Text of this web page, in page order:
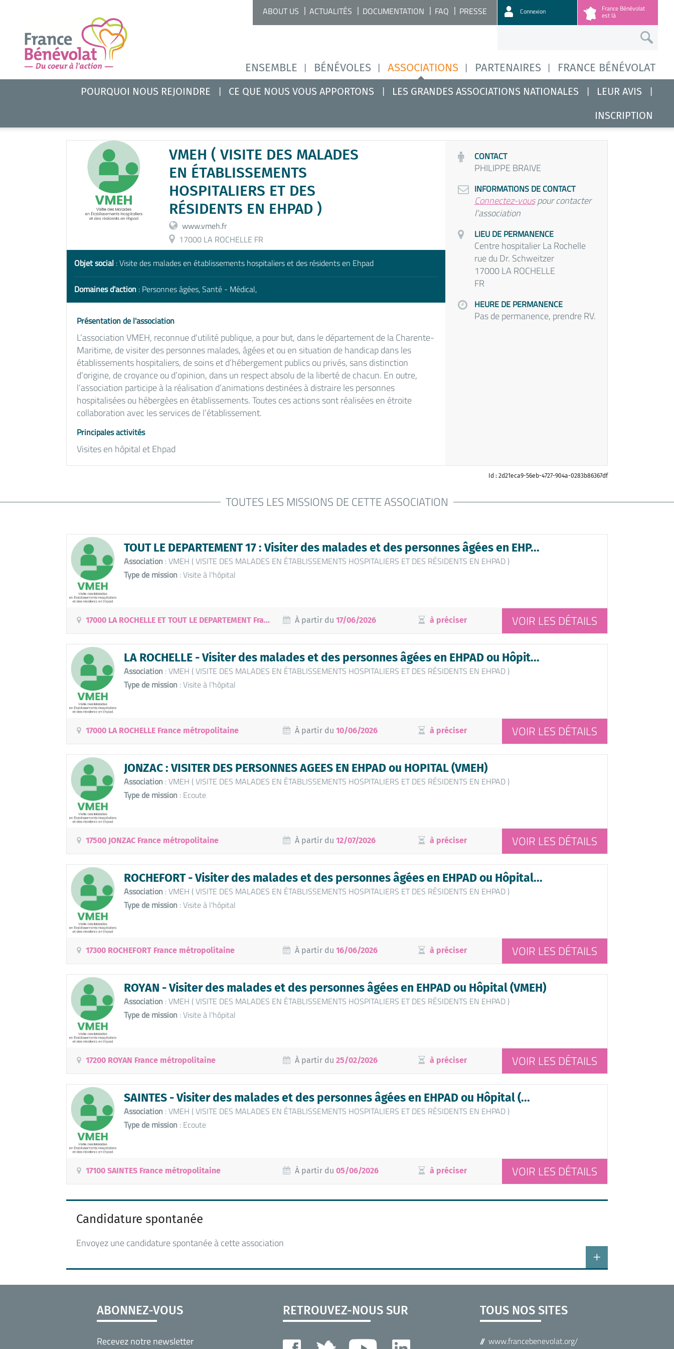
ENSEMBLE BÉNÉVOLES ASSOCIATIONS PARTENAIRES FRANCE BÉNÉVOLAT
ABOUT US ACTUALITÉS DOCUMENTATION FAQ PRESSE Connexion France Bénévolat
est là
POURQUOI NOUS REJOINDRE CE QUE NOUS VOUS APPORTONS LES GRANDES ASSOCIATIONS NATIONALES
LEUR AVIS
INSCRIPTION
VMEH ( VISITE DES MALADES
EN ÉTABLISSEMENTS
HOSPITALIERS ET DES
RÉSIDENTS EN EHPAD )
www.vmeh.fr
17000 LA ROCHELLE FR
Objet social : Visite des malades en établissements hospitaliers et des résidents en Ehpad
Domaines d'action : Personnes âgées, Santé - Médical,
Présentation de l'association
L’association VMEH, reconnue d'utilité publique, a pour but, dans le département de la Charente-
Maritime, de visiter des personnes malades, âgées et ou en situation de handicap dans les
établissements hospitaliers, de soins et d’hébergement publics ou privés, sans distinction
d’origine, de croyance ou d’opinion, dans un respect absolu de la liberté de chacun. En outre,
l’association participe à la réalisation d’animations destinées à distraire les personnes
hospitalisées ou hébergées en établissements. Toutes ces actions sont réalisées en étroite
collaboration avec les services de l’établissement.
Principales activités
Visites en hôpital et Ehpad
CONTACT
PHILIPPE BRAIVE
INFORMATIONS DE CONTACT
Connectez-vouspour contacter
l'association
LIEU DE PERMANENCE
Centre hospitalier La Rochelle
rue du Dr. Schweitzer
17000 LA ROCHELLE
FR
HEURE DE PERMANENCE
Pas de permanence, prendre RV.
Id : 2d21eca9-56eb-4727-904a-0283b86367df
TOUTES LES MISSIONS DE CETTE ASSOCIATION
TOUT LE DEPARTEMENT 17 : Visiter des malades et des personnes âgées en EHP...
Association : VMEH ( VISITE DES MALADES EN ÉTABLISSEMENTS HOSPITALIERS ET DES RÉSIDENTS EN EHPAD )
Type de mission : Visite à l'hôpital
17000 LA ROCHELLE ET TOUT LE DEPARTEMENT Fra... À partir du17/06/2026 à préciser VOIR LES DÉTAILS
LA ROCHELLE - Visiter des malades et des personnes âgées en EHPAD ou Hôpit...
Association : VMEH ( VISITE DES MALADES EN ÉTABLISSEMENTS HOSPITALIERS ET DES RÉSIDENTS EN EHPAD )
Type de mission : Visite à l'hôpital
17000 LA ROCHELLE France métropolitaine À partir du10/06/2026 à préciser VOIR LES DÉTAILS
JONZAC : VISITER DES PERSONNES AGEES EN EHPAD ou HOPITAL (VMEH)
Association : VMEH ( VISITE DES MALADES EN ÉTABLISSEMENTS HOSPITALIERS ET DES RÉSIDENTS EN EHPAD )
Type de mission : Ecoute
17500 JONZAC France métropolitaine À partir du12/07/2026 à préciser VOIR LES DÉTAILS
ROCHEFORT - Visiter des malades et des personnes âgées en EHPAD ou Hôpital...
Association : VMEH ( VISITE DES MALADES EN ÉTABLISSEMENTS HOSPITALIERS ET DES RÉSIDENTS EN EHPAD )
Type de mission : Visite à l'hôpital
17300 ROCHEFORT France métropolitaine À partir du16/06/2026 à préciser VOIR LES DÉTAILS
ROYAN - Visiter des malades et des personnes âgées en EHPAD ou Hôpital (VMEH)
Association : VMEH ( VISITE DES MALADES EN ÉTABLISSEMENTS HOSPITALIERS ET DES RÉSIDENTS EN EHPAD )
Type de mission : Visite à l'hôpital
17200 ROYAN France métropolitaine À partir du25/02/2026 à préciser VOIR LES DÉTAILS
SAINTES - Visiter des malades et des personnes âgées en EHPAD ou Hôpital (...
Association : VMEH ( VISITE DES MALADES EN ÉTABLISSEMENTS HOSPITALIERS ET DES RÉSIDENTS EN EHPAD )
Type de mission : Ecoute
17100 SAINTES France métropolitaine À partir du05/06/2026 à préciser VOIR LES DÉTAILS
Candidature spontanée
Envoyez une candidature spontanée à cette association
ABONNEZ-VOUS
Recevez notre newsletter
RETROUVEZ-NOUS SUR TOUS NOS SITES
www.francebenevolat.org/